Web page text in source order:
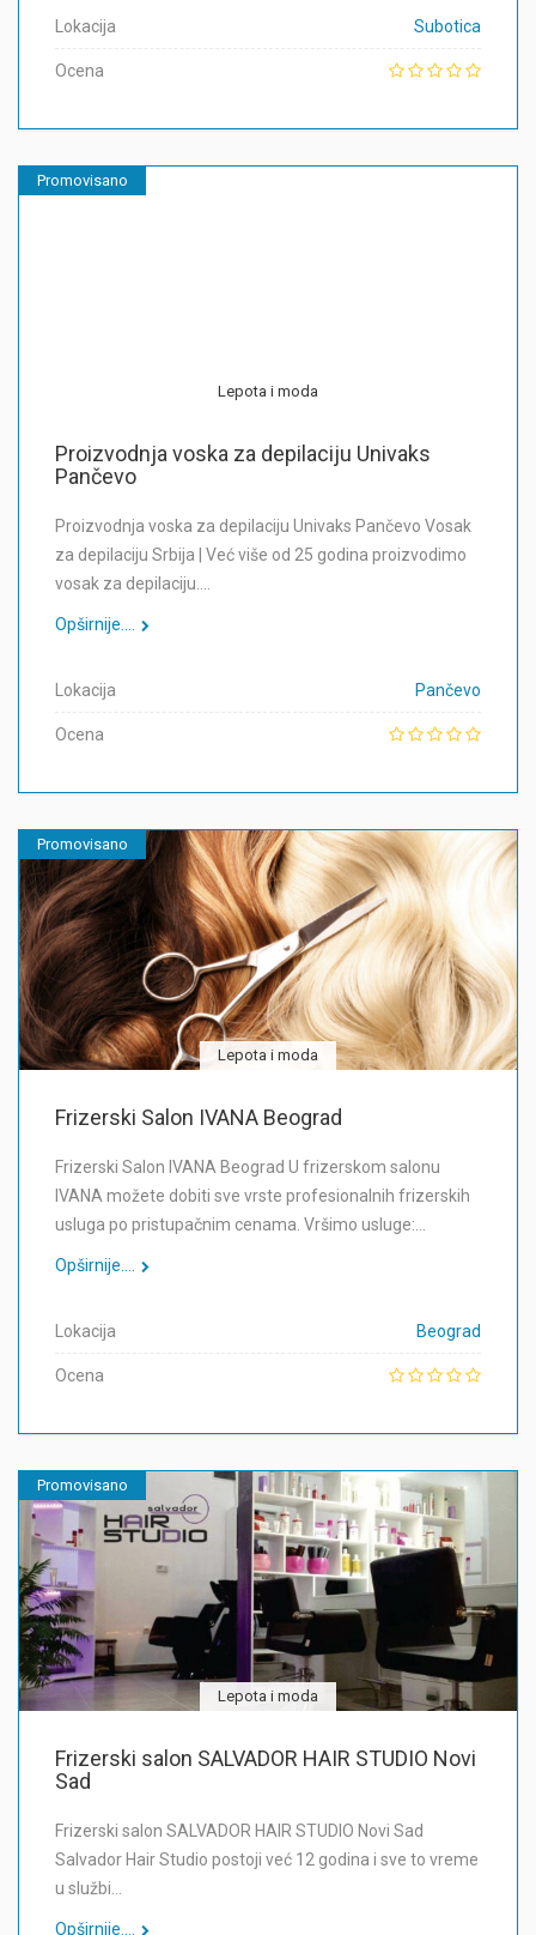
Lokacija Subotica
Ocena
Promovisano
Lepota i moda
Proizvodnja voska za depilaciju Univaks
Pančevo
Proizvodnja voska za depilaciju Univaks Pančevo Vosak
za depilaciju Srbija | Već više od 25 godina proizvodimo
vosak za depilaciju.…
Opširnije....
Lokacija Pančevo
Ocena
Promovisano
Lepota i moda
Frizerski Salon IVANA Beograd
Frizerski Salon IVANA Beograd U frizerskom salonu
IVANA možete dobiti sve vrste profesionalnih frizerskih
usluga po pristupačnim cenama. Vršimo usluge:…
Opširnije....
Lokacija Beograd
Ocena
Promovisano
Lepota i moda
Frizerski salon SALVADOR HAIR STUDIO Novi
Sad
Frizerski salon SALVADOR HAIR STUDIO Novi Sad
Salvador Hair Studio postoji već 12 godina i sve to vreme
u službi…
Opširnije....